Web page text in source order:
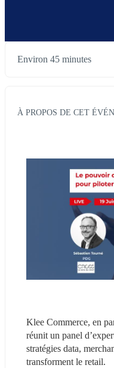
Environ 45 minutes
À PROPOS DE CET
Klee Commerce, en
réunit un panel
stratégies data,
transforment le retail.